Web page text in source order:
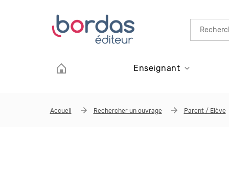
Aller au contenu principal
Enseignant
Accueil Rechercher un ouvrage Parent / Elève